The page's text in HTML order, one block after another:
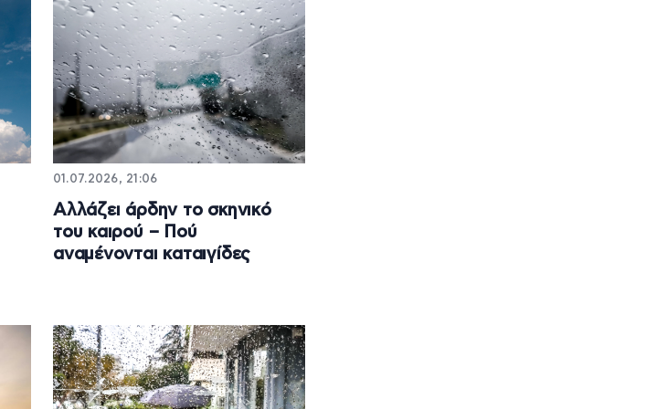
01.07.2026, 21:06
Αλλάζει άρδην το σκηνικό
του καιρού – Πού
αναμένονται καταιγίδες